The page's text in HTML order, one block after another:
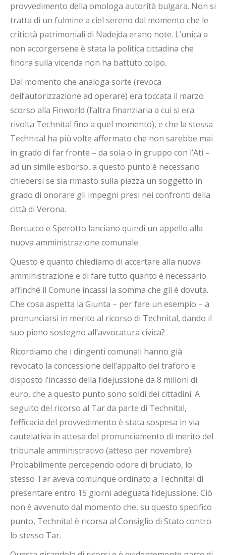
provvedimento della omologa autorità bulgara. Non si
tratta di un fulmine a ciel sereno dal momento che le
criticità patrimoniali di Nadejda erano note. L’unica a
non accorgersene è stata la politica cittadina che
finora sulla vicenda non ha battuto colpo.
Dal momento che analoga sorte (revoca
dell’autorizzazione ad operare) era toccata il marzo
scorso alla Finworld (l’altra finanziaria a cui si era
rivolta Technital fino a quel momento), e che la stessa
Technital ha più volte affermato che non sarebbe mai
in grado di far fronte – da sola o in gruppo con l’Ati –
ad un simile esborso, a questo punto è necessario
chiedersi se sia rimasto sulla piazza un soggetto in
grado di onorare gli impegni presi nei confronti della
città di Verona.
Bertucco e Sperotto lanciano quindi un appello alla
nuova amministrazione comunale.
Questo è quanto chiediamo di accertare alla nuova
amministrazione e di fare tutto quanto è necessario
affinché il Comune incassi la somma che gli è dovuta.
Che cosa aspetta la Giunta – per fare un esempio – a
pronunciarsi in merito al ricorso di Technital, dando il
suo pieno sostegno all’avvocatura civica?
Ricordiamo che i dirigenti comunali hanno già
revocato la concessione dell’appalto del traforo e
disposto l’incasso della fidejussione da 8 milioni di
euro, che a questo punto sono soldi dei cittadini. A
seguito del ricorso al Tar da parte di Technital,
l’efficacia del provvedimento è stata sospesa in via
cautelativa in attesa del pronunciamento di merito del
tribunale amministrativo (atteso per novembre).
Probabilmente percependo odore di bruciato, lo
stesso Tar aveva comunque ordinato a Technital di
presentare entro 15 giorni adeguata fidejussione. Ciò
non è avvenuto dal momento che, su questo specifico
punto, Technital è ricorsa al Consiglio di Stato contro
lo stesso Tar.